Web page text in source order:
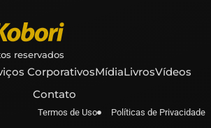
reservados
CorporativosMídiaLivrosVídeos
Contato
Termos de Uso Políticas de Privacidade